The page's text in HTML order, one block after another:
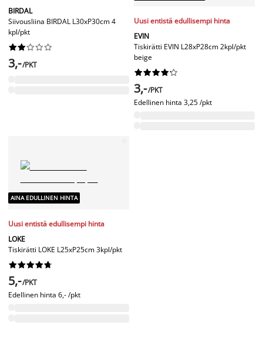
BIRDAL
Siivousliina BIRDAL L30xP30cm 4
kpl/pkt






3,-/PKT
Uusi entistä edullisempi hinta
EVIN
Tiskirätti EVIN L28xP28cm 2kpl/pkt
beige






3,-/PKT
Edellinen hinta 3,25 /pkt
AINA EDULLINEN HINTA
Uusi entistä edullisempi hinta
LOKE
Tiskirätti LOKE L25xP25cm 3kpl/pkt






5,-/PKT
Edellinen hinta 6,- /pkt